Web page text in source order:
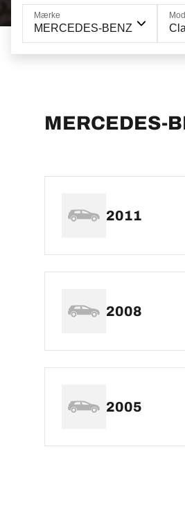
Mærke
MERCEDES-BENZ
MERCEDES-
2011
2008
2005